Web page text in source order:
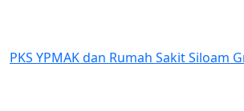
PKS YPMAK dan Rumah Sakit Siloam